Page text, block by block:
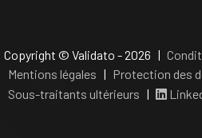
Copyright © Validato - 2026 |
Mentions légales | Protection des
Sous-traitants ultérieurs |